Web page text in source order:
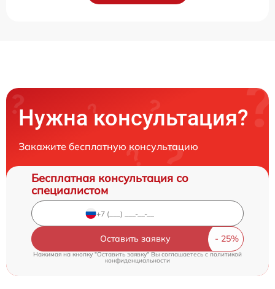
Нужна консультация?
Закажите бесплатную консультацию
Бесплатная консультация со
специалистом
Оставить заявку
Нажимая на кнопку "Оставить заявку" Вы соглашаетесь c политикой
конфиденциальности